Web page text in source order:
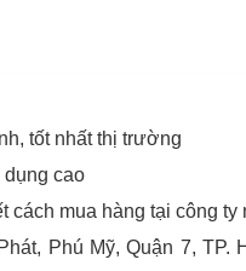
tốt nhất thị trường
dụng cao
cách mua hàng tại công ty
Phú Mỹ, Quận 7, TP.